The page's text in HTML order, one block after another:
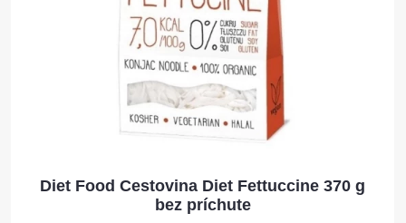
Diet Food Cestovina Diet Fettuccine 370 g
bez príchute